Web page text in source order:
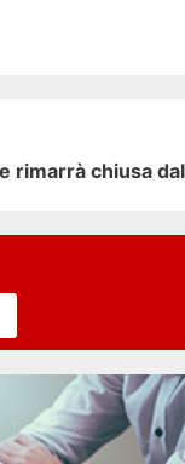
rimarrà chiusa dal